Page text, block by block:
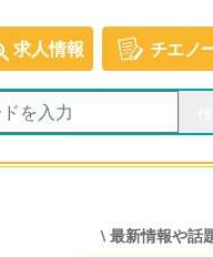
求人情報 チエノ
\ 最新情報や話